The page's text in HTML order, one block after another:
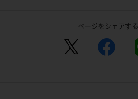
ページをシェアする